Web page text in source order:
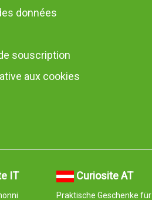
données
souscription
aux cookies
IT Curiosite AT
Praktische Geschenke für